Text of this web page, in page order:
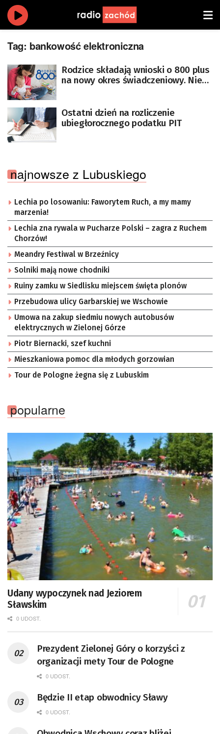
Tag: bankowość elektroniczna
Rodzice składają wnioski o 800 plus
na nowy okres świadczeniowy. Nie
Ostatni dzień na rozliczenie
ubiegłorocznego podatku PIT
najnowsze z Lubuskiego
Lechia po losowaniu: Faworytem Ruch, a my mamy
marzenia!
Lechia zna rywala w Pucharze Polski – zagra z Ruchem
Chorzów!
Meandry Festiwal w Brzeźnicy
Solniki mają nowe chodniki
Ruiny zamku w Siedlisku miejscem święta plonów
Przebudowa ulicy Garbarskiej we Wschowie
Umowa na zakup siedmiu nowych autobusów
elektrycznych w Zielonej Górze
Piotr Biernacki, szef kuchni
Mieszkaniowa pomoc dla młodych gorzowian
Tour de Pologne żegna się z Lubuskim
popularne
Udany wypoczynek nad Jeziorem
Sławskim
0 UDOST.
Prezydent Zielonej Góry o korzyści z
organizacji mety Tour de Pologne
0 UDOST.
Będzie II etap obwodnicy Sławy
0 UDOST.